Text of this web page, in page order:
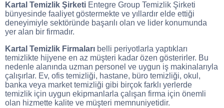
Kartal Temizlik Şirketi Entegre Group Temizlik Şirketi
bünyesinde faaliyet göstermekte ve yıllardır elde ettiği
deneyimiyle sektöründe başarılı olan ve lider konumunda
yer alan bir firmadır.
Kartal Temizlik Firmaları belli periyotlarla yaptıkları
temizlikte hijyene en az müşteri kadar özen gösterirler. Bu
nedenle alanında uzman personel ve uygun iş makinalarıyla
çalışırlar. Ev, ofis temizliği, hastane, büro temizliği, okul,
banka veya market temizliği gibi birçok farklı yerlerde
temizlik için uygun ekipmanlarla çalışan firma için önemli
olan hizmette kalite ve müşteri memnuniyetidir.